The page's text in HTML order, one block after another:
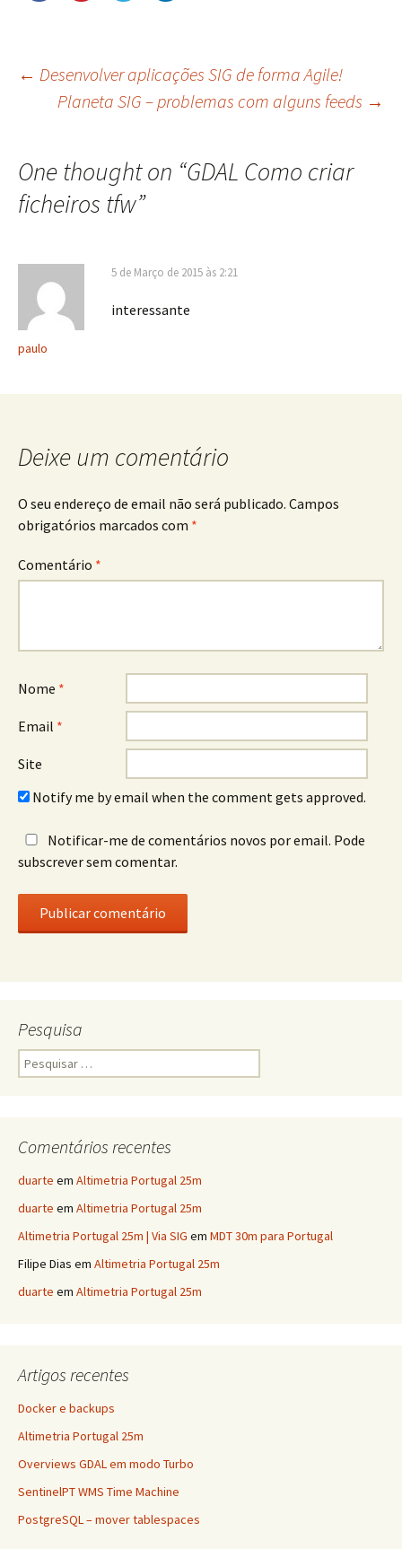
Navegação
artigos
← Desenvolver aplicações SIG de forma Agile!
Planeta SIG – problemas com alguns feeds →
One thought on “GDAL Como criar
ficheiros tfw”
paulo
5 de Março de 2015 às 2:21
interessante
Deixe um comentário
O seu endereço de email não será publicado. Campos
obrigatórios marcados com *
Comentário *
Nome *
Email *
Site
Notify me by email when the comment gets approved.
Notificar-me de comentários novos por email. Pode
subscrever sem comentar.
Pesquisa
Pesquisar
por:
Comentários recentes
duarte em Altimetria Portugal 25m
duarte em Altimetria Portugal 25m
Altimetria Portugal 25m | Via SIG em MDT 30m para Portugal
Filipe Dias em Altimetria Portugal 25m
duarte em Altimetria Portugal 25m
Artigos recentes
Docker e backups
Altimetria Portugal 25m
Overviews GDAL em modo Turbo
SentinelPT WMS Time Machine
PostgreSQL – mover tablespaces